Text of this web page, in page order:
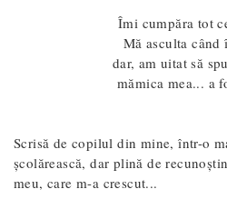
Îmi cumpăra tot
Mă asculta când
dar, am uitat să
mămica mea... a
Scrisă de copilul din mine, într-o
şcolărească, dar plină de
meu, care m-a crescut...